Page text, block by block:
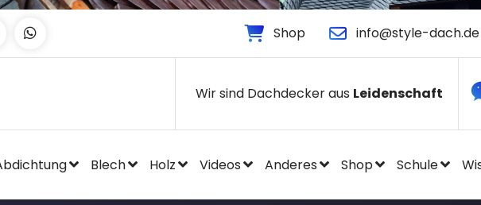
Shop info@style-dach.de
Wir sind Dachdecker aus Leidenschaft
Blech Holz Videos Anderes Shop Schule